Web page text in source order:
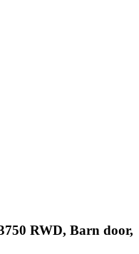
RWD, Barn door,